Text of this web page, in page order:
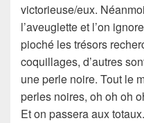
victorieuse/eux.
l’aveuglette et l’on
pioché les trésors
coquillages, d’autres
une perle noire. Tout le
perles noires, oh oh oh
Et on passera aux totaux.